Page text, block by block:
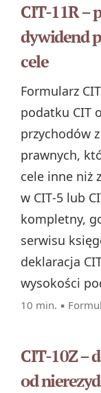
CIT-11R –
dywidend
cele
Formularz
podatku CIT
przychodów
prawnych,
cele inne niż
w CIT‑5 lub
kompletny,
serwisu
deklaracja
wysokości
10 min. ▪
CIT-10Z –
od